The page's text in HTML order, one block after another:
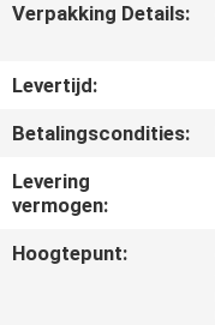
GEVALLEN
SITEMAP
PRIVACY
Verpakking Details:
Levertijd:
Betalingscondities:
Levering
vermogen:
Hoogtepunt: